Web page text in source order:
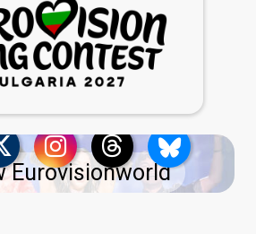
Eurovisionworld